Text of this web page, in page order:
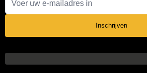
Inschrijven